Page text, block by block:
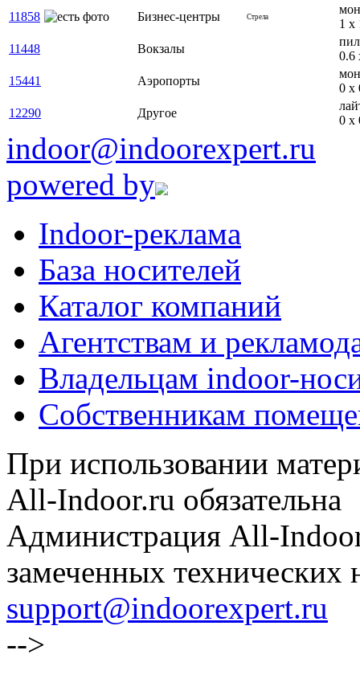
11858
Бизнес-центры Стрела
1 x
11448
Вокзалы
0.6
15441
Аэропорты
0 x
12290
Другое
0 x
indoor@indoorexpert.ru
powered by
Indoor-реклама
База носителей
Каталог компаний
Агентствам и
Владельцам indoor-
Собственникам
При использовании
All-Indoor.ru обязательна
Администрация All-
замеченных технических
support@indoorexpert.ru
-->